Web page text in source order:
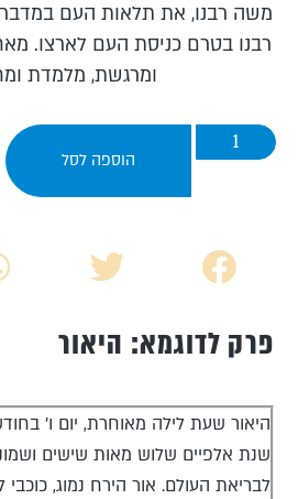
משה רבנו, את תלאות העם
רבנו בטרם כניסת העם לארצו.
ומרגשת, מלמדת
הוספה לסל
פרק לדוגמא: היאור
היאור שעת לילה מאוחרת, יום ו'
שנת אלפיים שלוש מאות שישים
לבריאת העולם. אור הירח נמוג, כוכבי